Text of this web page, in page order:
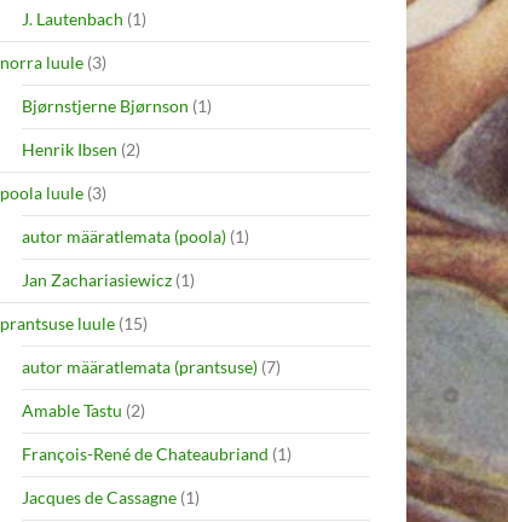
J. Lautenbach (1)
norra luule (3)
Bjørnstjerne Bjørnson (1)
Henrik Ibsen (2)
poola luule (3)
autor määratlemata (poola) (1)
Jan Zachariasiewicz (1)
prantsuse luule (15)
autor määratlemata (prantsuse) (7)
Amable Tastu (2)
François-René de Chateaubriand (1)
Jacques de Cassagne (1)